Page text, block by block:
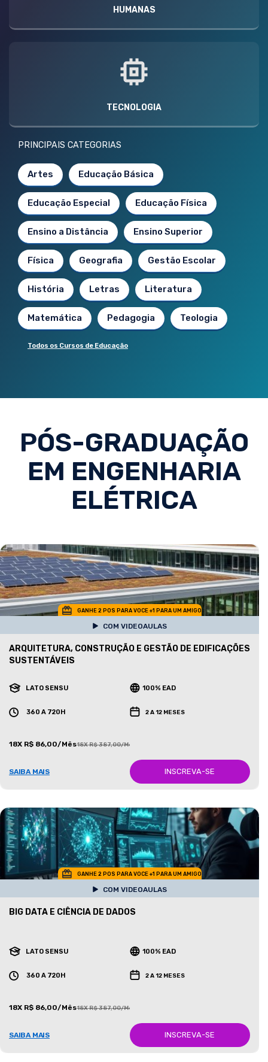
HUMANAS
TECNOLOGIA
PRINCIPAIS CATEGORIAS
Artes Educação Básica
Educação Especial Educação Física
Ensino a Distância Ensino Superior
Física Geografia Gestão Escolar
História Letras Literatura
Matemática Pedagogia Teologia
Todos os Cursos de Educação
PÓS-GRADUAÇÃO
EM ENGENHARIA
ELÉTRICA
GANHE 2 POS PARA VOCE +1 PARA UM AMIGO
COM VIDEOAULAS
ARQUITETURA, CONSTRUÇÃO E GESTÃO DE EDIFICAÇÕES
SUSTENTÁVEIS
LATO SENSU 100% EAD
360 A 720H 2 A 12 MESES
18X R$ 86,00/Mês18X R$ 387,00/Mês
SAIBA MAIS INSCREVA-SE
GANHE 2 POS PARA VOCE +1 PARA UM AMIGO
COM VIDEOAULAS
BIG DATA E CIÊNCIA DE DADOS
LATO SENSU 100% EAD
360 A 720H 2 A 12 MESES
18X R$ 86,00/Mês18X R$ 387,00/Mês
SAIBA MAIS INSCREVA-SE